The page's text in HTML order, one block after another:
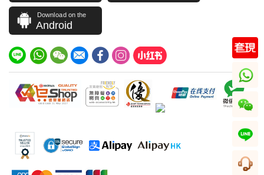
Download on the
Android